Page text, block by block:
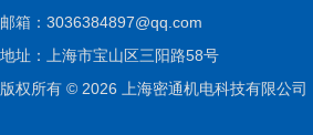
邮箱： 3036384897@qq.com
地址：上海市宝山区三阳路58号
版权所有 © 2026 上海密通机电科技有限公司